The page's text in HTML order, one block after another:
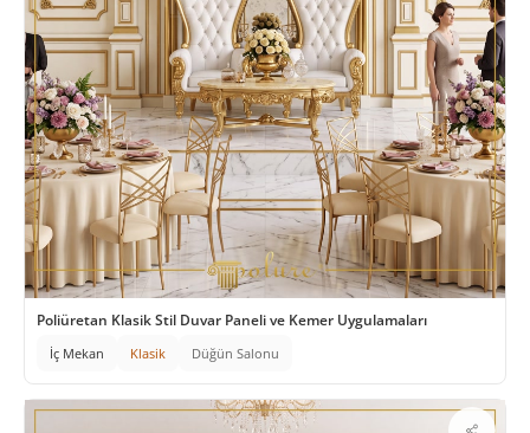
Poliüretan Klasik Stil Duvar Paneli ve Kemer Uygulamaları
İç Mekan Klasik Düğün Salonu